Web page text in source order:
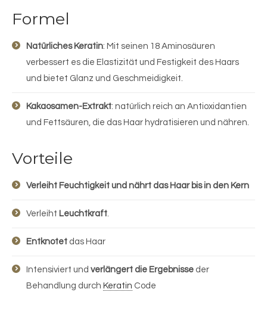
Formel
Natürliches Keratin: Mit seinen 18 Aminosäuren
verbessert es die Elastizität und Festigkeit des Haars
und bietet Glanz und Geschmeidigkeit.
Kakaosamen-Extrakt: natürlich reich an Antioxidantien
und Fettsäuren, die das Haar hydratisieren und nähren.
Vorteile
Verleiht Feuchtigkeit und nährt das Haar bis in den Kern
Verleiht Leuchtkraft.
Entknotet das Haar
Intensiviert und verlängert die Ergebnisse der
Behandlung durch Keratin Code